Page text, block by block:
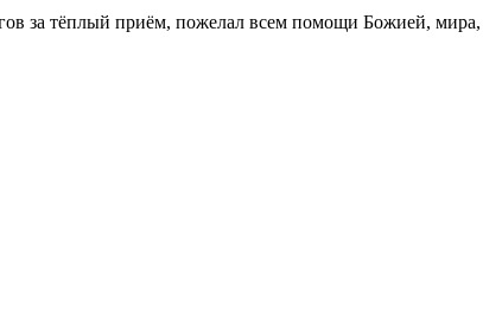
за тёплый приём, пожелал всем помощи Божией, мира,